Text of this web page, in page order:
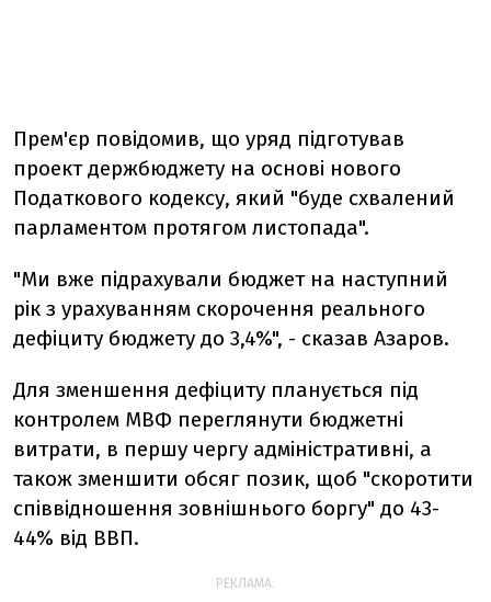
Прем'єр повідомив, що уряд підготував
проект держбюджету на основі нового
Податкового кодексу, який "буде схвалений
парламентом протягом листопада".
"Ми вже підрахували бюджет на наступний
рік з урахуванням скорочення реального
дефіциту бюджету до 3,4%", - сказав Азаров.
Для зменшення дефіциту планується під
контролем МВФ переглянути бюджетні
витрати, в першу чергу адміністративні, а
також зменшити обсяг позик, щоб "скоротити
співвідношення зовнішнього боргу" до 43-
44% від ВВП.
РЕКЛАМА: